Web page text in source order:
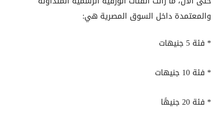
والمعتمدة داخل السوق المصرية هي:
* فئة 5 جنيهات
* فئة 10 جنيهات
* فئة 20 جنيهًا